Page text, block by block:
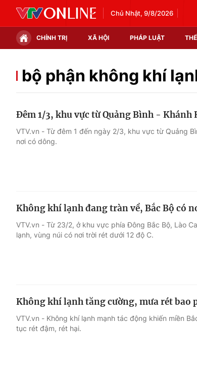
Chủ Nhật, 9/8/2026
CHÍNH TRỊ XÃ HỘI PHÁP LUẬT
Chính trị Xã hội
Thế giới đó đây
Điện ảnh
Âm nhạc
Sao
Du lịch
Làm đẹp
bộ phận không khí
Đêm 1/3, khu vực từ Quảng Bình - Khánh
VTV.vn - Từ đêm 1 đến ngày 2/3, khu vực từ Quảng
nơi có dông.
Không khí lạnh đang tràn về, Bắc Bộ có
VTV.vn - Từ 23/2, ở khu vực phía Đông Bắc Bộ, Lào
lạnh, vùng núi có nơi trời rét dưới 12 độ C.
Không khí lạnh tăng cường, mưa rét bao
VTV.vn - Không khí lạnh mạnh tác động khiến miền
tục rét đậm, rét hại.